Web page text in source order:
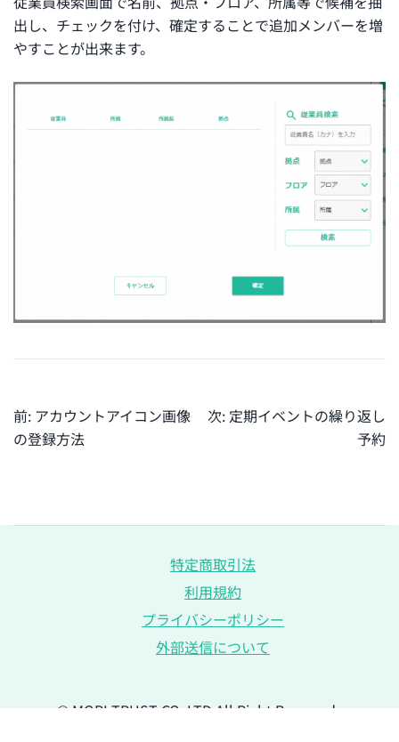
出し、チェックを付け、確定することで追加メンバーを増
やすことが出来ます。
投
稿
前: アカウントアイコン画像
の登録方法
次: 定期イベントの繰り返し
予約
特定商取引法
利用規約
プライバシーポリシー
外部送信について
© MORI TRUST CO.,LTD.All Right Reserved .